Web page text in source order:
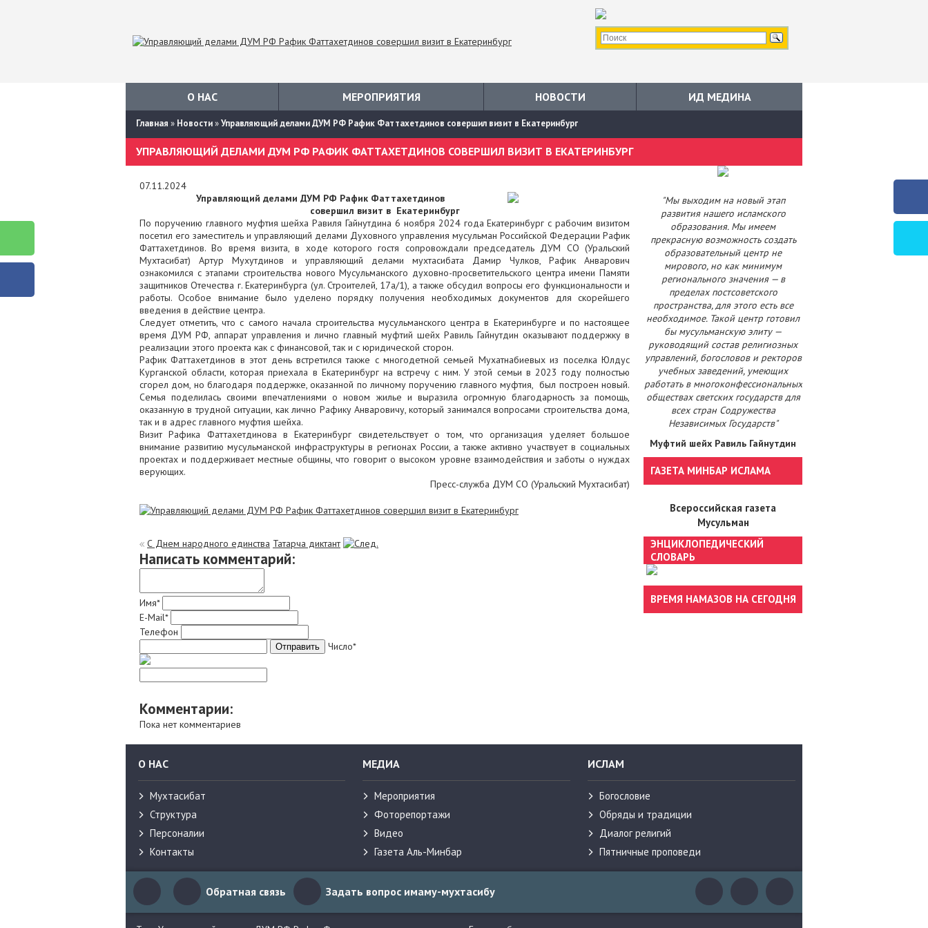
О НАС МЕРОПРИЯТИЯ НОВОСТИ ИД МЕДИНА
Главная » Новости»Управляющий делами ДУМ РФ Рафик Фаттахетдинов совершил визит в Екатеринбург
"Мы выходим на новый этап
развития нашего исламского
образования. Мы имеем
прекрасную возможность создать
образовательный центр не
мирового, но как минимум
регионального значения — в
пределах постсоветского
пространства, для этого есть все
необходимое. Такой центр готовил
бы мусульманскую элиту —
руководящий состав религиозных
управлений, богословов и ректоров
учебных заведений, умеющих
работать в многоконфессиональных
обществах светских государств для
всех стран Содружества
Независимых Государств"
Муфтий шейх Равиль Гайнутдин
ГАЗЕТА МИНБАР ИСЛАМА
Всероссийская газета
Мусульман
ЭНЦИКЛОПЕДИЧЕСКИЙ
СЛОВАРЬ
ВРЕМЯ НАМАЗОВ НА СЕГОДНЯ
УПРАВЛЯЮЩИЙ ДЕЛАМИ ДУМ РФ РАФИК ФАТТАХЕТДИНОВ СОВЕРШИЛ ВИЗИТ В ЕКАТЕРИНБУРГ
07.11.2024
Управляющий делами ДУМ РФ Рафик Фаттахетдинов
совершил визит в Екатеринбург
По поручению главного муфтия шейха Равиля Гайнутдина 6 ноября 2024 года Екатеринбург с рабочим визитом
посетил его заместитель и управляющий делами Духовного управления мусульман Российской Федерации Рафик
Фаттахетдинов. Во время визита, в ходе которого гостя сопровождали председатель ДУМ СО (Уральский
Мухтасибат) Артур Мухутдинов и управляющий делами мухтасибата Дамир Чулков, Рафик Анварович
ознакомился с этапами строительства нового Мусульманского духовно-просветительского центра имени Памяти
защитников Отечества г. Екатеринбурга (ул. Строителей, 17а/1), а также обсудил вопросы его функциональности и
работы. Особое внимание было уделено порядку получения необходимых документов для скорейшего
введения в действие центра.
Следует отметить, что с самого начала строительства мусульманского центра в Екатеринбурге и по настоящее
время ДУМ РФ, аппарат управления и лично главный муфтий шейх Равиль Гайнутдин оказывают поддержку в
реализации этого проекта как с финансовой, так и с юридической сторон.
Рафик Фаттахетдинов в этот день встретился также с многодетной семьей Мухатнабиевых из поселка Юлдус
Курганской области, которая приехала в Екатеринбург на встречу с ним. У этой семьи в 2023 году полностью
сгорел дом, но благодаря поддержке, оказанной по личному поручению главного муфтия, был построен новый.
Семья поделилась своими впечатлениями о новом жилье и выразила огромную благодарность за помощь,
оказанную в трудной ситуации, как лично Рафику Анваровичу, который занимался вопросами строительства дома,
так и в адрес главного муфтия шейха.
Визит Рафика Фаттахетдинова в Екатеринбург свидетельствует о том, что организация уделяет большое
внимание развитию мусульманской инфраструктуры в регионах России, а также активно участвует в социальных
проектах и поддерживает местные общины, что говорит о высоком уровне взаимодействия и заботы о нуждах
верующих.
Пресс-служба ДУМ СО (Уральский Мухтасибат)
С Днем народного единства Татарча диктант
Написать комментарий:
Имя*
E-Mail*
Телефон
Число*
Комментарии:
Пока нет комментариев
О НАС
Мухтасибат
Структура
Персоналии
Контакты
МЕДИА
Мероприятия
Фоторепортажи
Видео
Газета Аль-Минбар
ИСЛАМ
Богословие
Обряды и традиции
Диалог религий
Пятничные проповеди
Обратная связь Задать вопрос имаму-мухтасибу